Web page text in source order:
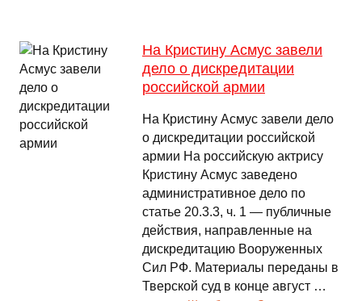
На Кристину Асмус завели
дело о дискредитации
российской армии
На Кристину Асмус завели дело
о дискредитации российской
армии На российскую актрису
Кристину Асмус заведено
административное дело по
статье 20.3.3, ч. 1 — публичные
действия, направленные на
дискредитацию Вооруженных
Сил РФ. Материалы переданы в
Тверской суд в конце август …